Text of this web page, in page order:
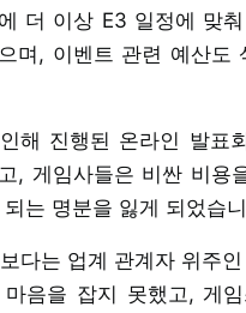
더 이상 E3 일정에 맞
며, 이벤트 관련 예산도
해 진행된 온라인 발표
, 게임사들은 비싼 비용
는 명분을 잃게 되었습
다는 업계 관계자 위주
음을 잡지 못했고, 게